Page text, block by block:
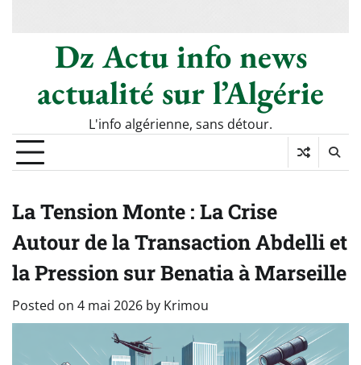
Dz Actu info news
actualité sur l’Algérie
L'info algérienne, sans détour.
La Tension Monte : La Crise
Autour de la Transaction Abdelli et
la Pression sur Benatia à Marseille
Posted on 4 mai 2026 by Krimou